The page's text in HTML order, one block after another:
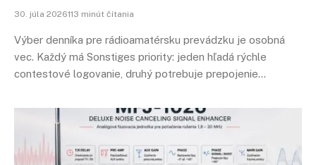
30. júla 2026113 minút čítania
Výber denníka pre rádioamatérsku prevádzku je osobná
vec. Každý má Sonstiges priority: jeden hľadá rýchle
contestové logovanie, druhý potrebuje prepojenie…